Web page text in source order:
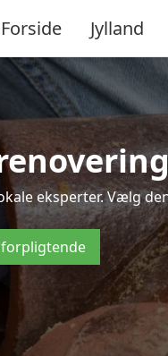
Forside Jylland
eksperter. Vælg